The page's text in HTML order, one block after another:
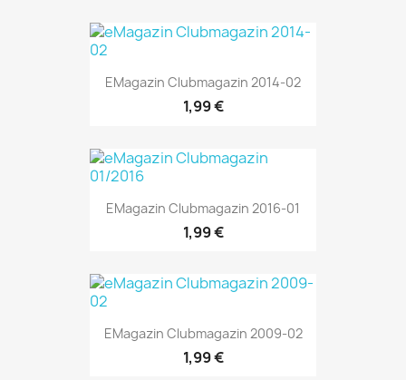
EMagazin Clubmagazin 2014-02
1,99 €
EMagazin Clubmagazin 2016-01
1,99 €
EMagazin Clubmagazin 2009-02
1,99 €